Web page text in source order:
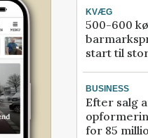
KVÆG
500-600
start til
BUSINESS
Efter salg
for 85